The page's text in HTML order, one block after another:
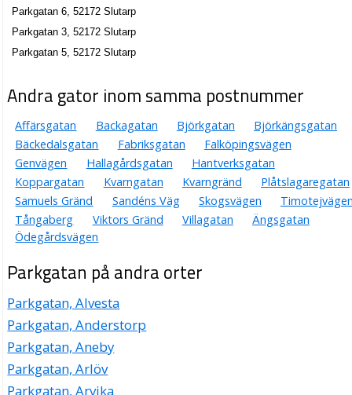
Parkgatan 6, 52172 Slutarp
Parkgatan 3, 52172 Slutarp
Parkgatan 5, 52172 Slutarp
Andra gator inom samma postnummer
Affärsgatan Backagatan Björkgatan
Björkängsgatan
Bäckedalsgatan
Fabriksgatan
Falköpingsvägen
Genvägen
Hallagårdsgatan
Hantverksgatan
Koppargatan
Kvarngatan Kvarngränd
Plåtslagaregatan
Samuels Gränd
Sandéns Väg Skogsvägen
Tångaberg
Viktors Gränd Villagatan
Ängsgatan
Ödegårdsvägen
Parkgatan på andra orter
Parkgatan, Alvesta
Parkgatan, Anderstorp
Parkgatan, Aneby
Parkgatan, Arlöv
Parkgatan, Arvika